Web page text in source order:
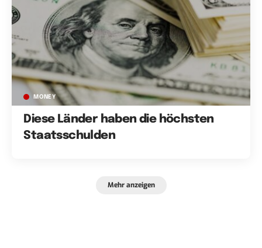
MONEY
Diese Länder haben die höchsten
Staatsschulden
Mehr anzeigen